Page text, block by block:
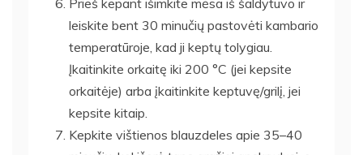
leiskite bent 30 minučių pastovėti kambario
temperatūroje, kad ji keptų tolygiau.
Įkaitinkite orkaitę iki 200 °C (jei kepsite
orkaitėje) arba įkaitinkite keptuvę/grilį, jei
kepsite kitaip.
Kepkite vištienos blauzdeles apie 35–40